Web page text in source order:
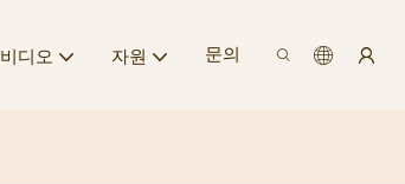
비디오 자원 문의